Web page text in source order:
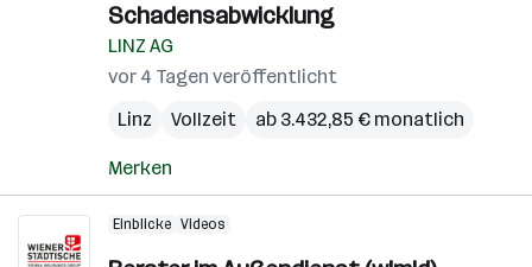
Schadensabwicklung
LINZ AG
vor 4 Tagen veröffentlicht
Linz
Vollzeit ab 3.432,85 € monatlich
Merken
Einblicke Videos